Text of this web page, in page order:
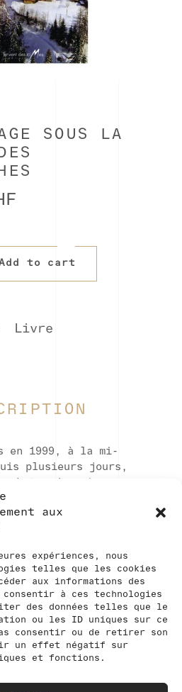
aux
expériences, nous
telles que les cookies
aux informations des
à ces technologies
des données telles que le
ou les ID uniques sur ce
consentir ou de retirer son
un effet négatif sur
et fonctions.
SOUS LA
to cart
Livre
en 1999, à la mi-
plusieurs jours,
les Alpes du Nord,
la Suisse et
provoquent un
meurtrières,
de populations par
l’urgence… On
quel point l’hiver
terrible. Les
de Lourtier, petit
de Bagnes bâti au
cauchemar :